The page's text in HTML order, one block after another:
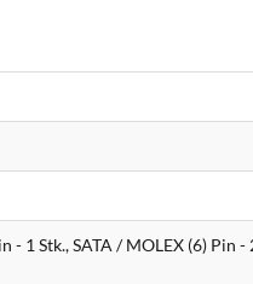
- 1 Stk., SATA / MOLEX (6) Pin